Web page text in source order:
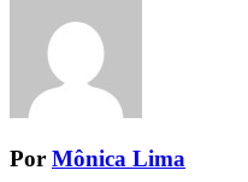
Por Mônica Lima